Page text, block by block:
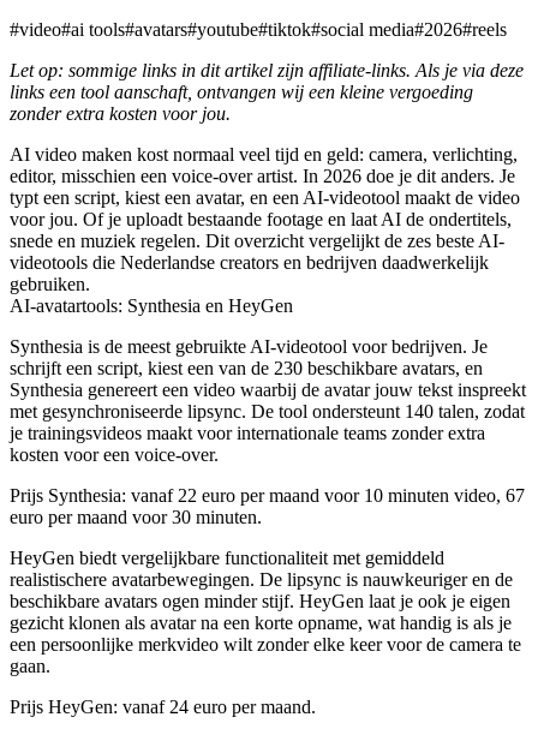
#video#ai tools#avatars#youtube#tiktok#social media#2026#reels
Let op: sommige links in dit artikel zijn affiliate-links. Als je via deze
links een tool aanschaft, ontvangen wij een kleine vergoeding
zonder extra kosten voor jou.
AI video maken kost normaal veel tijd en geld: camera, verlichting,
editor, misschien een voice-over artist. In 2026 doe je dit anders. Je
typt een script, kiest een avatar, en een AI-videotool maakt de video
voor jou. Of je uploadt bestaande footage en laat AI de ondertitels,
snede en muziek regelen. Dit overzicht vergelijkt de zes beste AI-
videotools die Nederlandse creators en bedrijven daadwerkelijk
gebruiken.
AI-avatartools: Synthesia en HeyGen
Synthesia is de meest gebruikte AI-videotool voor bedrijven. Je
schrijft een script, kiest een van de 230 beschikbare avatars, en
Synthesia genereert een video waarbij de avatar jouw tekst inspreekt
met gesynchroniseerde lipsync. De tool ondersteunt 140 talen, zodat
je trainingsvideos maakt voor internationale teams zonder extra
kosten voor een voice-over.
Prijs Synthesia: vanaf 22 euro per maand voor 10 minuten video, 67
euro per maand voor 30 minuten.
HeyGen biedt vergelijkbare functionaliteit met gemiddeld
realistischere avatarbewegingen. De lipsync is nauwkeuriger en de
beschikbare avatars ogen minder stijf. HeyGen laat je ook je eigen
gezicht klonen als avatar na een korte opname, wat handig is als je
een persoonlijke merkvideo wilt zonder elke keer voor de camera te
gaan.
Prijs HeyGen: vanaf 24 euro per maand.